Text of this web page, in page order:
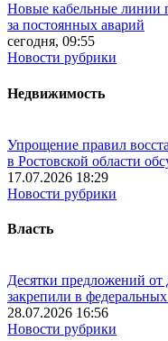
Новые кабельные линии
за постоянных аварий
сегодня, 09:55
Новости рубрики
Недвижимость
Упрощение правил
в Ростовской области
17.07.2026 18:29
Новости рубрики
Власть
Десятки предложений от
закрепили в федеральных
28.07.2026 16:56
Новости рубрики